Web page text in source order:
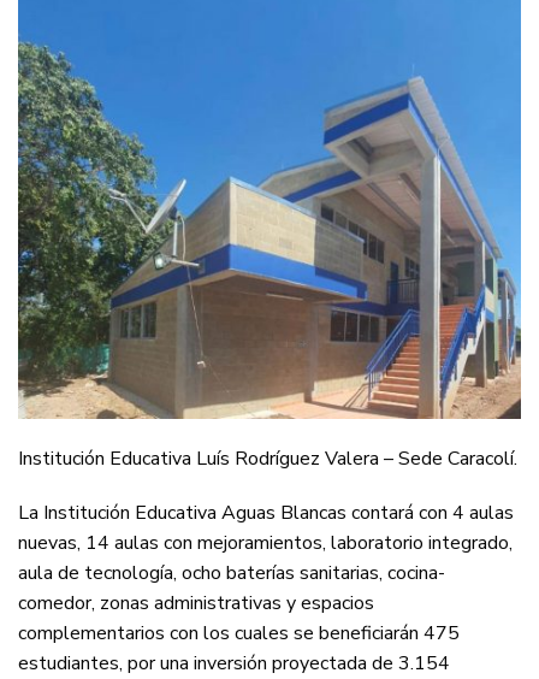
Institución Educativa Luís Rodríguez Valera – Sede Caracolí.
La Institución Educativa Aguas Blancas contará con 4 aulas
nuevas, 14 aulas con mejoramientos, laboratorio integrado,
aula de tecnología, ocho baterías sanitarias, cocina-
comedor, zonas administrativas y espacios
complementarios con los cuales se beneficiarán 475
estudiantes, por una inversión proyectada de 3.154